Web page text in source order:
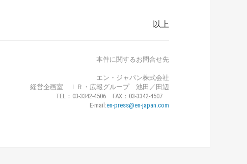
以上
本件に関するお問合せ先
エン・ジャパン株式会社
経営企画室 ＩＲ・広報グループ 池田／田辺
TEL：03-3342-4506 FAX：03-3342-4507
E-mail:en-press@en-japan.com